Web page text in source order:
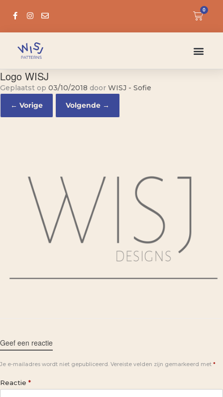
0
Logo WISJ
Geplaatst op 03/10/2018 door WISJ - Sofie
← Vorige
Volgende →
Geef een reactie
Je e-mailadres wordt niet gepubliceerd. Vereiste velden zijn gemarkeerd met *
Reactie *